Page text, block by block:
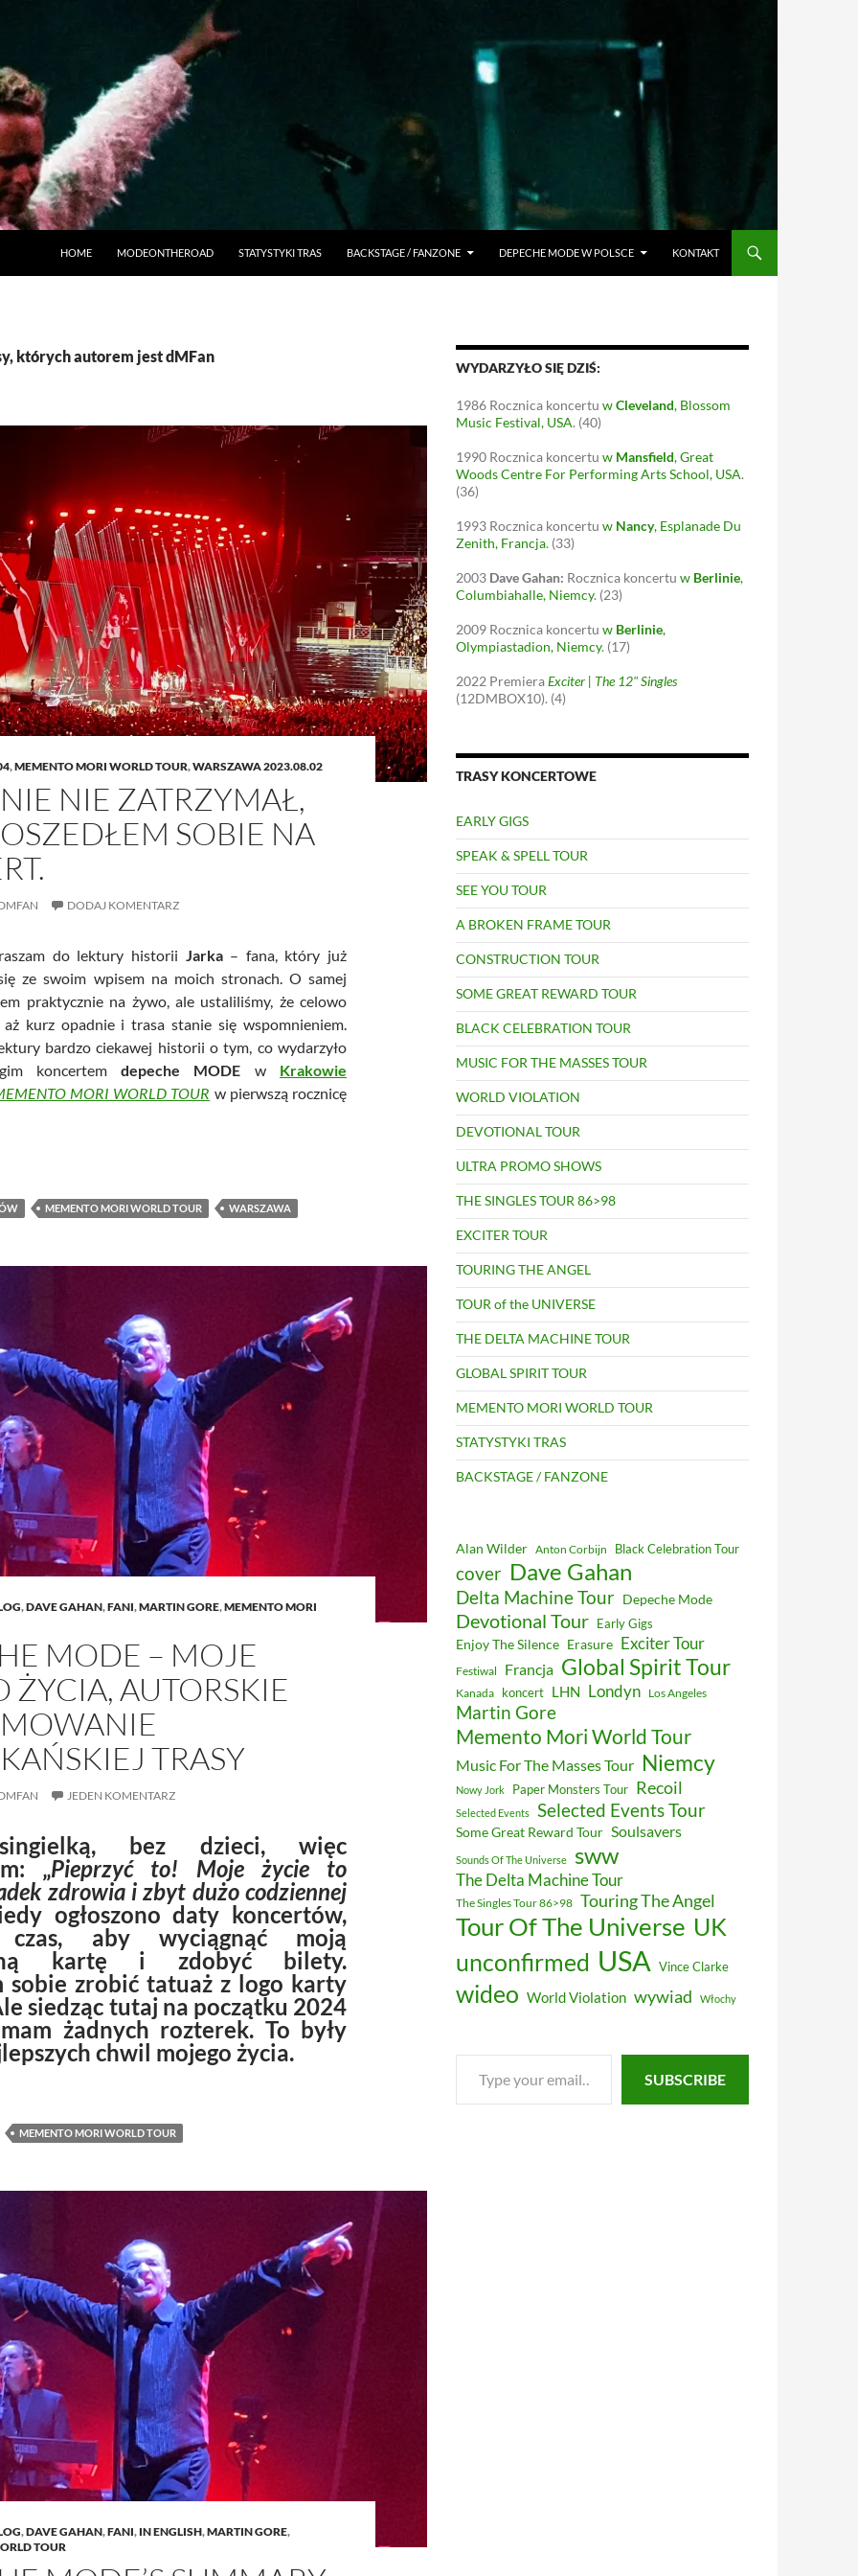
HOME MODEONTHEROAD STATYSTYKI TRAS BACKSTAGE / FANZONE DEPECHE MODE W POLSCE KONTAKT
których autorem jest dMFan
,MEMENTO MORI WORLD TOUR,WARSZAWA 2023.08.02
NIE ZATRZYMAŁ,
SOBIE NA
DODAJ KOMENTARZ
do lektury historii Jarka– fana, który już
ze swoim wpisem na moich stronach. O samej
praktycznie na żywo, ale ustaliliśmy, że celowo
aż kurz opadnie i trasa stanie się wspomnieniem.
bardzo ciekawej historii o tym, co wydarzyło
koncertemdepeche MODE w Krakowie
MORI WORLD TOUR w pierwszą rocznicę
nie zatrzymał, więc poszedłem sobie na koncert.
MEMENTO MORI WORLD TOUR WARSZAWA
,DAVE GAHAN,FANI,MARTIN GORE,MEMENTO MORI
MODE – MOJE
ŻYCIA, AUTORSKIE
TRASY
JEDEN KOMENTARZ
bez dzieci, więc
„Pieprzyć to! Moje życie to
zdrowia i zbyt dużo codziennej
ogłoszono daty koncertów,
czas, aby wyciągnąć moją
kartę i zdobyć bilety.
sobie zrobić tatuaż z logo karty
siedząc tutaj na początku 2024
żadnych rozterek. To były
chwil mojego życia.
MODE – moje święto życia, autorskie podsumowanie amerykańskiej trasy
MEMENTO MORI WORLD TOUR
,DAVE GAHAN,FANI, IN ENGLISH,MARTIN GORE,
TOUR
WYDARZYŁO SIĘ DZIŚ:
1986 Rocznica koncertu wCleveland, Blossom
Music Festival, USA. (40)
1990 Rocznica koncertu w Mansfield, Great
Woods Centre For Performing Arts School, USA.
(36)
1993 Rocznica koncertu w Nancy, Esplanade Du
Zenith, Francja. (33)
2003 Dave Gahan: Rocznica koncertu w Berlinie,
Columbiahalle, Niemcy. (23)
2009 Rocznica koncertu w Berlinie,
Olympiastadion, Niemcy. (17)
2022 PremieraExciter | The 12" Singles
(12DMBOX10). (4)
TRASY KONCERTOWE
EARLY GIGS
SPEAK & SPELL TOUR
SEE YOU TOUR
A BROKEN FRAME TOUR
CONSTRUCTION TOUR
SOME GREAT REWARD TOUR
BLACK CELEBRATION TOUR
MUSIC FOR THE MASSES TOUR
WORLD VIOLATION
DEVOTIONAL TOUR
ULTRA PROMO SHOWS
THE SINGLES TOUR 86>98
EXCITER TOUR
TOURING THE ANGEL
TOUR of the UNIVERSE
THE DELTA MACHINE TOUR
GLOBAL SPIRIT TOUR
MEMENTO MORI WORLD TOUR
STATYSTYKI TRAS
BACKSTAGE / FANZONE
Alan Wilder Anton Corbijn Black Celebration Tour
cover Dave Gahan
Delta Machine Tour Depeche Mode
Devotional Tour Early Gigs
Enjoy The Silence Erasure Exciter Tour
Festiwal Francja Global Spirit Tour
Kanada koncert LHN Londyn Los Angeles
Martin Gore
Memento Mori World Tour
Music For The Masses Tour Niemcy
Nowy Jork Paper Monsters Tour Recoil
Selected Events Selected Events Tour
Some Great Reward Tour Soulsavers
Sounds Of The Universe sww
The Delta Machine Tour
The Singles Tour 86>98 Touring The Angel
Tour Of The Universe UK
unconfirmed USA Vince Clarke
wideo World Violation wywiad Włochy
your
SUBSCRIBE